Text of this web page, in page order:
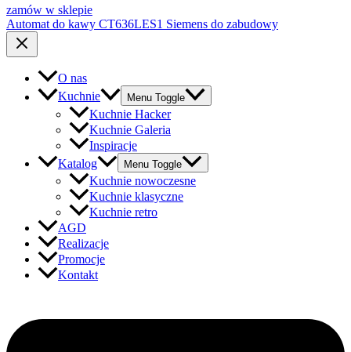
zamów w sklepie
Automat do kawy CT636LES1 Siemens do zabudowy​
O nas
Kuchnie
Menu Toggle
Kuchnie Hacker
Kuchnie Galeria
Inspiracje
Katalog
Menu Toggle
Kuchnie nowoczesne
Kuchnie klasyczne
Kuchnie retro
AGD
Realizacje
Promocje
Kontakt